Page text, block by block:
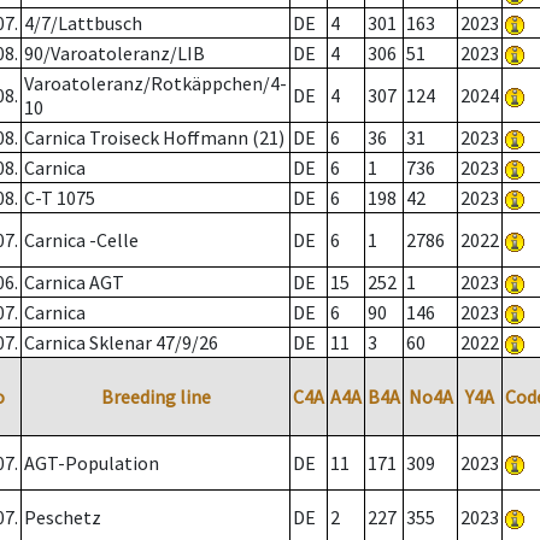
4/7/Lattbusch DE 4 301 163
2023
90/Varoatoleranz/LIB DE 4 306 51
2023
Varoatoleranz/Rotkäppchen/4-
10
DE 4 307 124
2024
Carnica Troiseck Hoffmann (21) DE 6 36 31
2023
Carnica DE 6 1 736
2023
C-T 1075 DE 6 198 42
2023
Carnica -Celle DE 6 1 2786
2022
Carnica AGT DE 15 252 1
2023
Carnica DE 6 90 146
2023
Carnica Sklenar 47/9/26 DE 11 3 60 2022
Breeding line C4A A4A B4A No4A Y4A
AGT-Population DE 11 171 309 2023
Peschetz DE 2 227 355 2023